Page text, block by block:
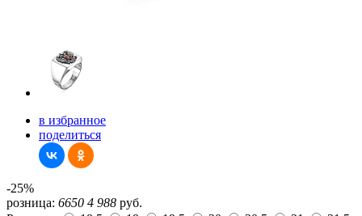
в избранное
поделиться
-25%
розница: 6650 4 988 руб.